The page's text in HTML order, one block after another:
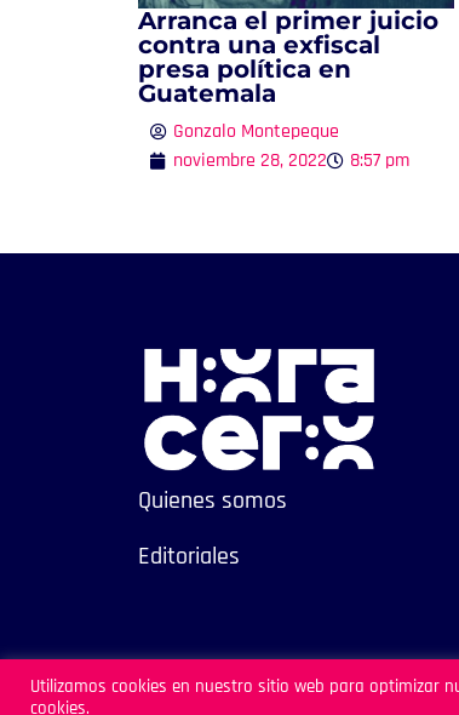
Arranca el primer juicio
contra una exfiscal
presa política en
Guatemala
Gonzalo Montepeque
noviembre 28, 2022
8:57 pm
Quienes somos
Editoriales
Sitio Desarrollado por
Utilizamos cookies en nuestro sitio web para optimizar
cookies.